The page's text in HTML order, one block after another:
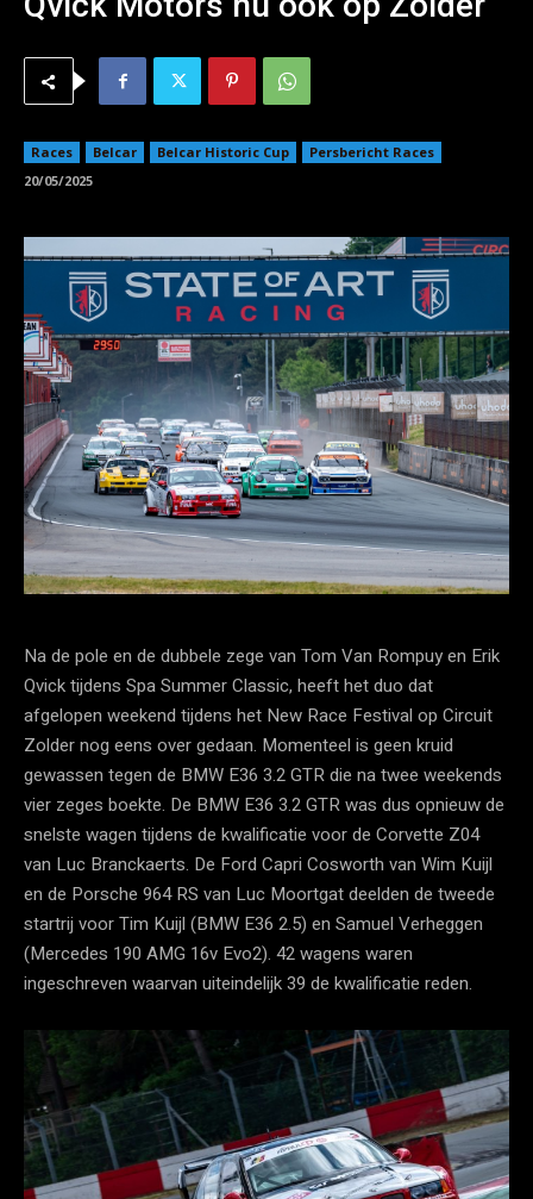
Races Belcar Belcar Historic Cup
Persbericht Races
20/05/2025
Na de pole en de dubbele zege van Tom Van Rompuy en Erik
Qvick tijdens Spa Summer Classic, heeft het duo dat
afgelopen weekend tijdens het New Race Festival op Circuit
Zolder nog eens over gedaan. Momenteel is geen kruid
gewassen tegen de BMW E36 3.2 GTR die na twee weekends
vier zeges boekte. De BMW E36 3.2 GTR was dus opnieuw de
snelste wagen tijdens de kwalificatie voor de Corvette Z04
van Luc Branckaerts. De Ford Capri Cosworth van Wim Kuijl
en de Porsche 964 RS van Luc Moortgat deelden de tweede
startrij voor Tim Kuijl (BMW E36 2.5) en Samuel Verheggen
(Mercedes 190 AMG 16v Evo2). 42 wagens waren
ingeschreven waarvan uiteindelijk 39 de kwalificatie reden.